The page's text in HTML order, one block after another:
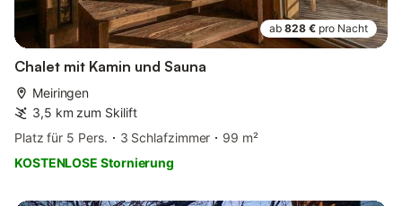
ab 828 € pro Nacht
Chalet mit Kamin und Sauna
Meiringen
3,5 km zum Skilift
Platz für 5 Pers.
3 Schlafzimmer
99 m²
KOSTENLOSE Stornierung